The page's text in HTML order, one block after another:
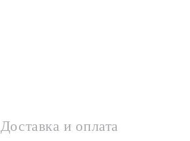
Доставка и оплата